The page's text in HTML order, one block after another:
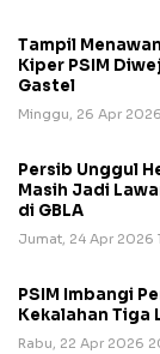
Tampil
Kiper PSIM
Gastel
Minggu, 26 Apr
Persib Unggul
Masih Jadi
di GBLA
Jumat, 24 Apr 2026
PSIM Imbangi
Kekalahan Tiga
Rabu, 22 Apr 2026